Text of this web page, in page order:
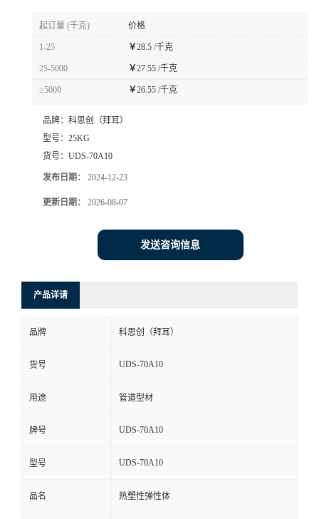
起订量 (千克) 价格
1-25 ￥28.5 /千克
25-5000 ￥27.55 /千克
≥5000 ￥26.55 /千克
品牌： 科思创（拜耳）
型号： 25KG
货号： UDS-70A10
发布日期： 2024-12-23
更新日期： 2026-08-07
发送咨询信息
产品详请
品牌 科思创（拜耳）
货号 UDS-70A10
用途 管道型材
牌号 UDS-70A10
型号 UDS-70A10
品名 热塑性弹性体